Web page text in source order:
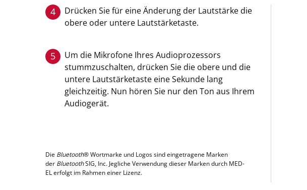
4
Drücken Sie für eine Änderung der Lautstärke die
obere oder untere Lautstärketaste.
5
Um die Mikrofone Ihres Audioprozessors
stummzuschalten, drücken Sie die obere und die
untere Lautstärketaste eine Sekunde lang
gleichzeitig. Nun hören Sie nur den Ton aus Ihrem
Audiogerät.
Die Bluetooth® Wortmarke und Logos sind eingetragene Marken
der BluetoothSIG, Inc. Jegliche Verwendung dieser Marken durch MED-
EL erfolgt im Rahmen einer Lizenz.